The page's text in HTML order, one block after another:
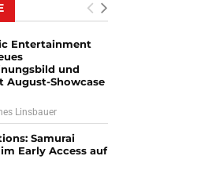
Entertainment
und
August-Showcase
Linsbauer
Samurai
Early Access auf